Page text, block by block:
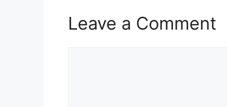
Leave a Comment